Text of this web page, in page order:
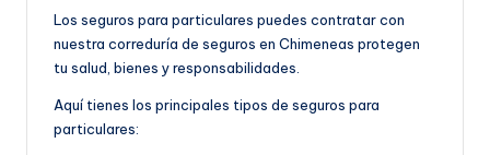
Los seguros para particulares puedes contratar con
nuestra correduría de seguros en Chimeneas protegen
tu salud, bienes y responsabilidades.
Aquí tienes los principales tipos de seguros para
particulares: